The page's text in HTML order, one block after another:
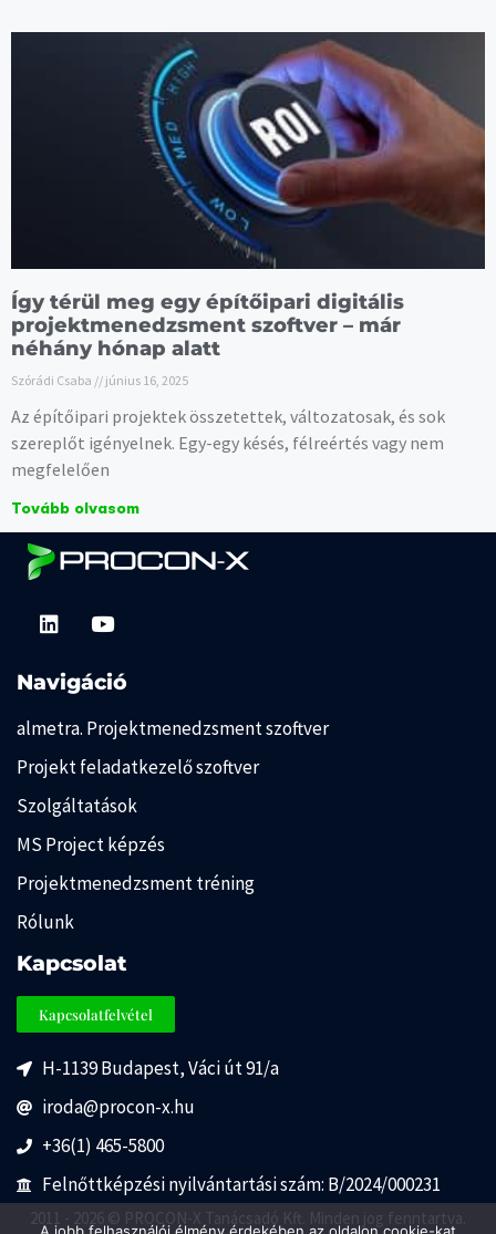
Így térül meg egy építőipari digitális
projektmenedzsment szoftver – már
néhány hónap alatt
Szórádi Csaba június 16, 2025
Az építőipari projektek összetettek, változatosak, és sok
szereplőt igényelnek. Egy-egy késés, félreértés vagy nem
megfelelően
Tovább olvasom
Navigáció
almetra. Projektmenedzsment szoftver
Projekt feladatkezelő szoftver
Szolgáltatások
MS Project képzés
Projektmenedzsment tréning
Rólunk
Kapcsolat
Kapcsolatfelvétel
H-1139 Budapest, Váci út 91/a
iroda@procon-x.hu
+36(1) 465-5800
Felnőttképzési nyilvántartási szám: B/2024/000231
2011 - 2026 © PROCON-X Tanácsadó Kft. Minden jog fenntartva.